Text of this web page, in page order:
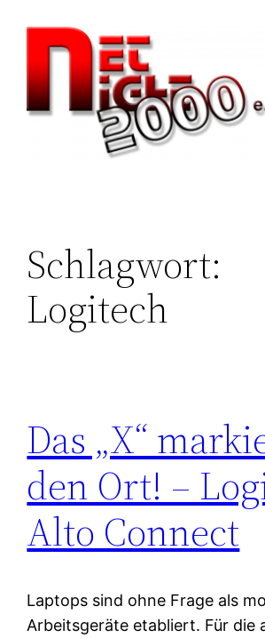
Inhalt
springen
Schlagwort:
Logitech
Das „X“
den Ort! –
Alto Connect
Laptops sind ohne Frage als
Arbeitsgeräte etabliert. Für die